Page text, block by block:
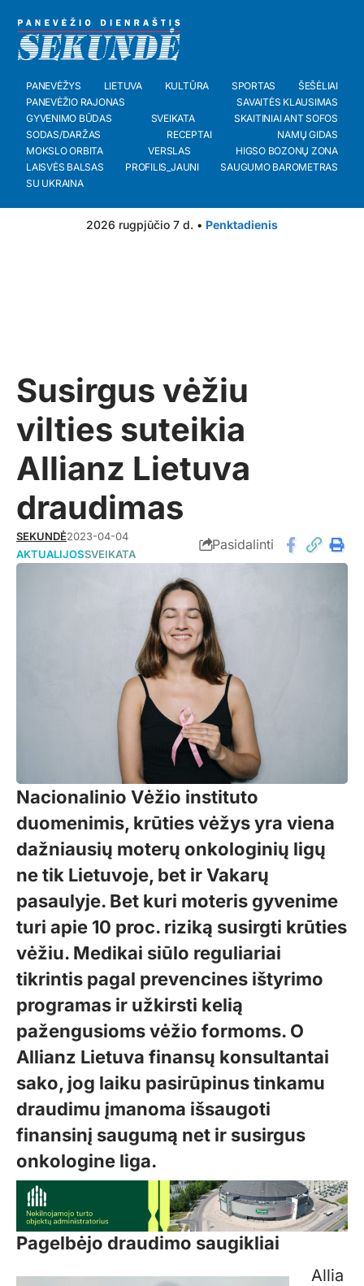
PANEVĖŽYS LIETUVA KULTŪRA SPORTAS
ŠEŠĖLIAI
PANEVĖŽIO RAJONAS
SAVAITĖS KLAUSIMAS
GYVENIMO BŪDAS
SVEIKATA
SKAITINIAI ANT SOFOS
SODAS/DARŽAS
RECEPTAI
NAMŲ GIDAS
MOKSLO ORBITA
VERSLAS
HIGSO BOZONŲ ZONA
LAISVĖS BALSAS
PROFILIS_JAUNI
SAUGUMO BAROMETRAS
SU UKRAINA
2026 rugpjūčio 7 d. • Penktadienis
Susirgus vėžiu
vilties suteikia
Allianz Lietuva
draudimas
SEKUNDĖ2023-04-04
AKTUALIJOSSVEIKATA
Pasidalinti
Nacionalinio Vėžio instituto
duomenimis, krūties vėžys yra viena
dažniausių moterų onkologinių ligų
ne tik Lietuvoje, bet ir Vakarų
pasaulyje. Bet kuri moteris gyvenime
turi apie 10 proc. riziką susirgti krūties
vėžiu. Medikai siūlo reguliariai
tikrintis pagal prevencines ištyrimo
programas ir užkirsti kelią
pažengusioms vėžio formoms. O
Allianz Lietuva finansų konsultantai
sako, jog laiku pasirūpinus tinkamu
draudimu įmanoma išsaugoti
finansinį saugumą net ir susirgus
onkologine liga.
Pagelbėjo draudimo saugikliai
Allia